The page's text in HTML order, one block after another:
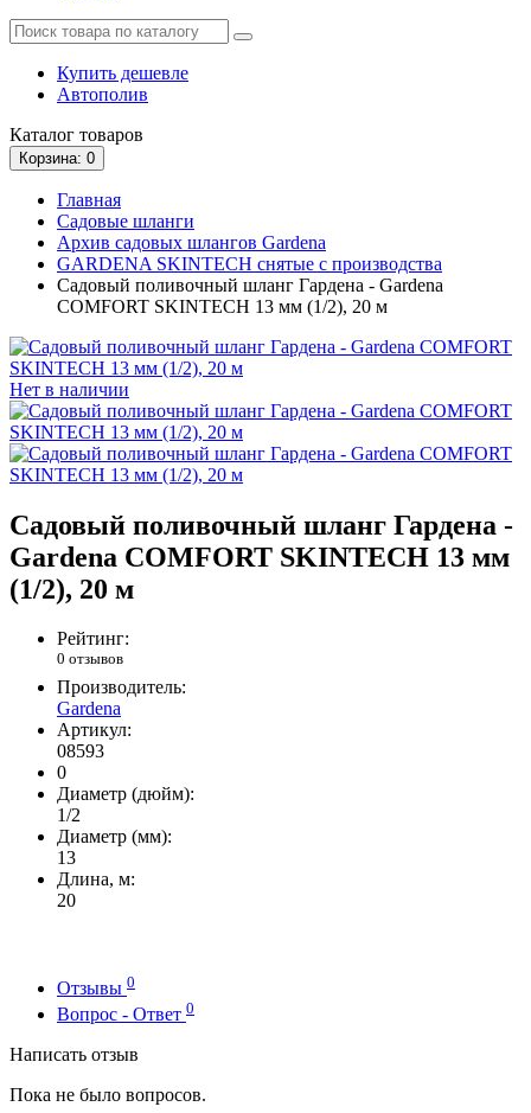
Купить дешевле
Автополив
Каталог товаров
Корзина: 0
Главная
Садовые шланги
Архив садовых шлангов Gardena
GARDENA SKINTECH снятые с производства
Садовый поливочный шланг Гардена - Gardena
COMFORT SKINTECH 13 мм (1/2), 20 м
Нет в наличии
Садовый поливочный шланг Гардена -
Gardena COMFORT SKINTECH 13 мм
(1/2), 20 м
Рейтинг:
0 отзывов
Производитель:
Gardena
Артикул:
08593
0
Диаметр (дюйм):
1/2
Диаметр (мм):
13
Длина, м:
20
Отзывы 0
Вопрос - Ответ 0
Написать отзыв
Пока не было вопросов.